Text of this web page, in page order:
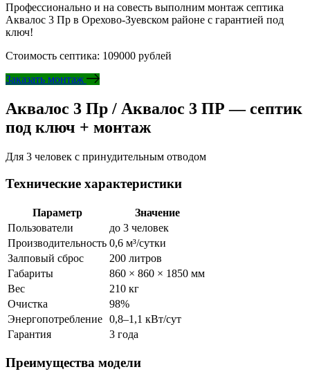
Профессионально и на совесть выполним монтаж септика
Аквалос 3 Пр в Орехово-Зуевском районе с гарантией под
ключ!
Стоимость септика: 109000 рублей
Заказать монтаж
Аквалос 3 Пр / Аквалос 3 ПР — септик
под ключ + монтаж
Для 3 человек с принудительным отводом
Технические характеристики
Параметр
Значение
Пользователи
до 3 человек
Производительность 0,6 м³/сутки
Залповый сброс
200 литров
Габариты
860 × 860 × 1850 мм
Вес
210 кг
Очистка
98%
Энергопотребление 0,8–1,1 кВт/сут
Гарантия
3 года
Преимущества модели